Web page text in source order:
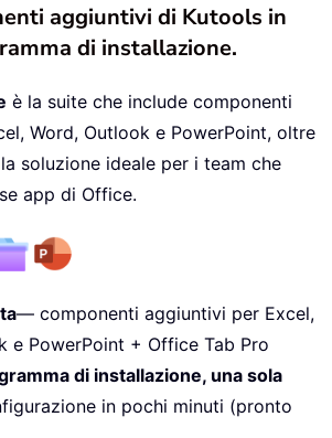
aggiuntivi di Kutools in
di installazione.
è la suite che include componenti
Word, Outlook e PowerPoint, oltre
soluzione ideale per i team che
app di Office.
— componenti aggiuntivi per Excel,
e PowerPoint + Office Tab Pro
di installazione, una sola
in pochi minuti (pronto